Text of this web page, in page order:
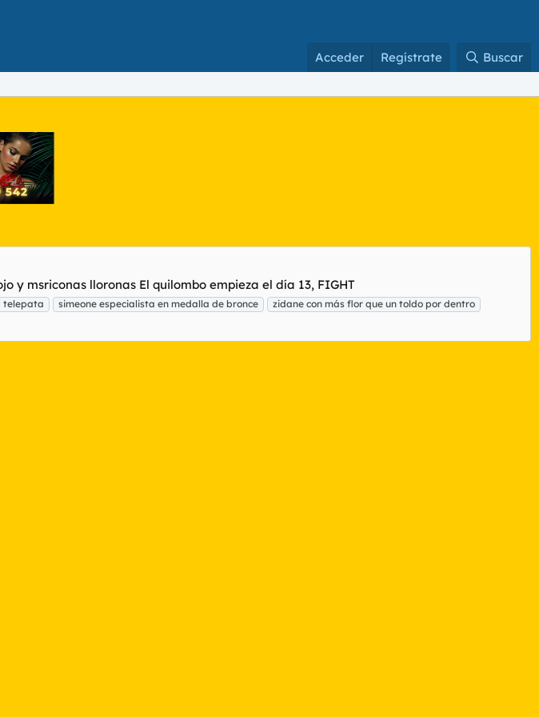
Acceder Regístrate Buscar
y msriconas lloronas El quilombo empieza el día 13, FIGHT
telepata simeone especialista en medalla de bronce
zidane con más flor que un toldo por dentro